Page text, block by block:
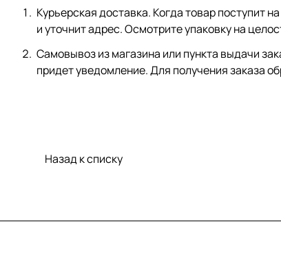
Курьерская доставка. Когда товар поступит
и уточнит адрес. Осмотрите упаковку на
Самовывоз из магазина или пункта выдачи
придет уведомление. Для получения заказа
Назад к списку